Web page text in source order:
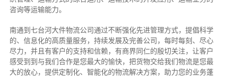
咨询等运输能力。
南通到七台河大件物流公司通过不断强化先进管理方式，提倡科学
的、信息化的高质量服务，持续发展及完善公司，每时每刻、尽心
尽力， 并且有客户的支持和信赖，有商界同仁的殷切关注， 让客户
感受到到与我们合作是您最大的愉快，把货物交给我们物流是您最
大的放心， 提供定制化、智能化的物流解决方案，助力您的业务蓬